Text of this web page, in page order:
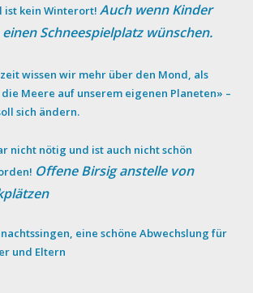
ist kein Winterort!Auch wenn Kinder
einen Schneespielplatz wünschen.
wissen wir mehr über den Mond, als
Meere auf unserem eigenen Planeten» –
sich ändern.
nicht nötig und ist auch nicht schön
Offene Birsig anstelle von
eine schöne Abwechslung für
und Eltern